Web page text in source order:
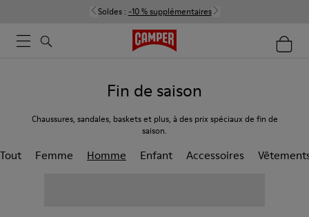
Soldes : -10 % supplémentaires
Fin de saison
Chaussures, sandales, baskets et plus, à des prix spéciaux de fin de
saison.
Tout Femme Homme Enfant Accessoires